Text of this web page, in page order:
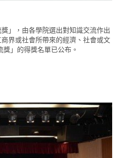
」，由各學院選出對知識交流作出
界或社會所帶來的經濟、社會或文
」的得獎名單已公布。